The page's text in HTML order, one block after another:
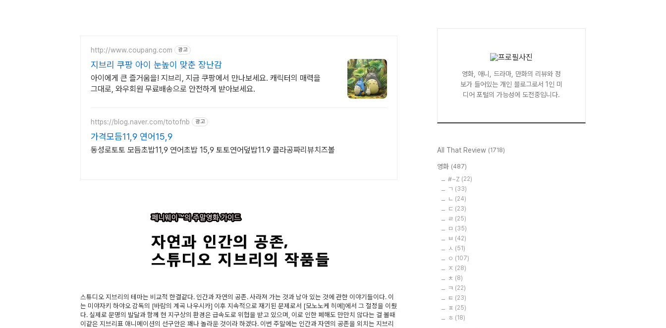
http://www.coupang.com 광고
지브리 쿠팡 아이 눈높이 맞춘 장난감
아이에게 큰 즐거움을! 지브리, 지금 쿠팡에서 만나보세요. 캐릭터의 매력을
그대로, 와우회원 무료배송으로 안전하게 받아보세요.
https://blog.naver.com/totofnb 광고
가격모듬11,9 연어15,9
동성로토토 모듬초밥11,9 연어초밥 15,9 토토연어덮밥11.9 콜라공짜리뷰치즈볼
스튜디오 지브리의 테마는 비교적 한결같다. 인간과 자연의 공존. 사라져 가는 것과 남아 있는 것에 관한 이야기들이다. 이
는 미야자키 하야오 감독의 [바람의 계곡 나우시카] 이후 지속적으로 재기된 문제로서 [모노노케 히메]에서 그 절정을 이뤘
다. 실제로 문명의 발달과 함께 현 지구상의 환경은 급속도로 위협을 받고 있으며, 이로 인한 폐해도 만만치 않다는 걸 볼때
이같은 지브리표 애니메이션의 선구안은 꽤나 놀라운 것이라 하겠다. 이번 주말에는 인간과 자연의 공존을 외치는 지브리
영화, 애니, 드라마, 만화의 리뷰와 정
보가 들어있는 개인 블로그로서 1인 미
디어 포털의 가능성에 도전중입니다.
All That Review (1718)
영화 (487)
#~Z (22)
ㄱ (33)
ㄴ (24)
ㄷ (23)
ㄹ (25)
ㅁ (35)
ㅂ (42)
ㅅ (51)
ㅇ (107)
ㅈ (28)
ㅊ (8)
ㅋ (22)
ㅌ (23)
ㅍ (25)
ㅎ (18)